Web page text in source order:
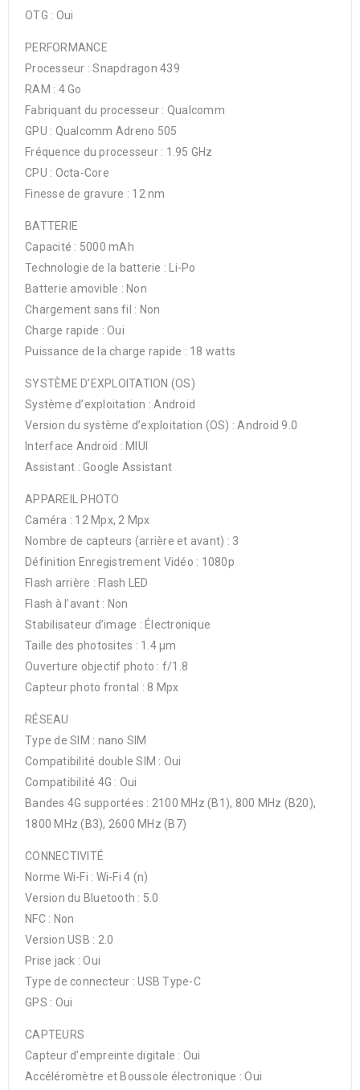
OTG : Oui
PERFORMANCE
Processeur : Snapdragon 439
RAM : 4 Go
Fabriquant du processeur : Qualcomm
GPU : Qualcomm Adreno 505
Fréquence du processeur : 1.95 GHz
CPU : Octa-Core
Finesse de gravure : 12 nm
BATTERIE
Capacité : 5000 mAh
Technologie de la batterie : Li-Po
Batterie amovible : Non
Chargement sans fil : Non
Charge rapide : Oui
Puissance de la charge rapide : 18 watts
SYSTÈME D’EXPLOITATION (OS)
Système d’exploitation : Android
Version du système d’exploitation (OS) : Android 9.0
Interface Android : MIUI
Assistant : Google Assistant
APPAREIL PHOTO
Caméra : 12 Mpx, 2 Mpx
Nombre de capteurs (arrière et avant) : 3
Définition Enregistrement Vidéo : 1080p
Flash arrière : Flash LED
Flash à l’avant : Non
Stabilisateur d’image : Électronique
Taille des photosites : 1.4 µm
Ouverture objectif photo : f/1.8
Capteur photo frontal : 8 Mpx
RÉSEAU
Type de SIM : nano SIM
Compatibilité double SIM : Oui
Compatibilité 4G : Oui
Bandes 4G supportées : 2100 MHz (B1), 800 MHz (B20),
1800 MHz (B3), 2600 MHz (B7)
CONNECTIVITÉ
Norme Wi-Fi : Wi-Fi 4 (n)
Version du Bluetooth : 5.0
NFC : Non
Version USB : 2.0
Prise jack : Oui
Type de connecteur : USB Type-C
GPS : Oui
CAPTEURS
Capteur d’empreinte digitale : Oui
Accéléromètre et Boussole électronique : Oui